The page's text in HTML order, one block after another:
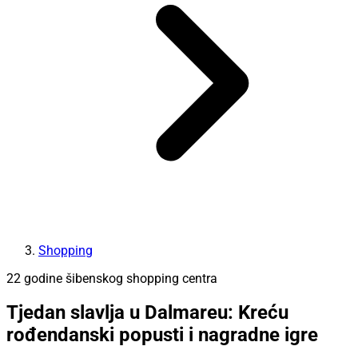
Shopping
22 godine šibenskog shopping centra
Tjedan slavlja u Dalmareu: Kreću
rođendanski popusti i nagradne igre